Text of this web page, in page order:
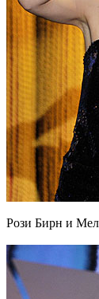
Рози Бирн и